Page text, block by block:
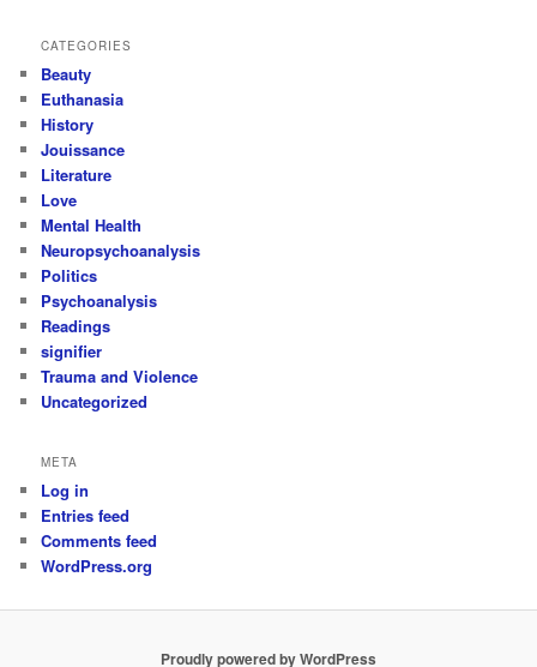
CATEGORIES
Beauty
Euthanasia
History
Jouissance
Literature
Love
Mental Health
Neuropsychoanalysis
Politics
Psychoanalysis
Readings
signifier
Trauma and Violence
Uncategorized
META
Log in
Entries feed
Comments feed
WordPress.org
Proudly powered by WordPress